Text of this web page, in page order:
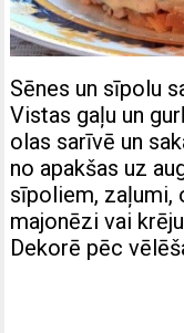
Sēnes un sīpolu
Vistas gaļu un
olas sarīvē un
no apakšas uz
sīpoliem, zaļumi,
majonēzi vai
Dekorē pēc